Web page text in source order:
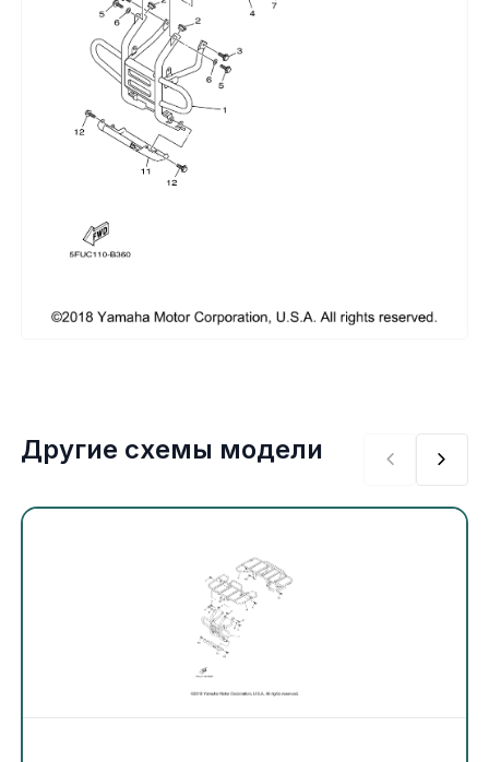
Топливная система
Тормозная система
Трансмиссия
Управление
Хранение и перевозка
Электрика
Другое
Движители (гребные винты)
Другие схемы модели